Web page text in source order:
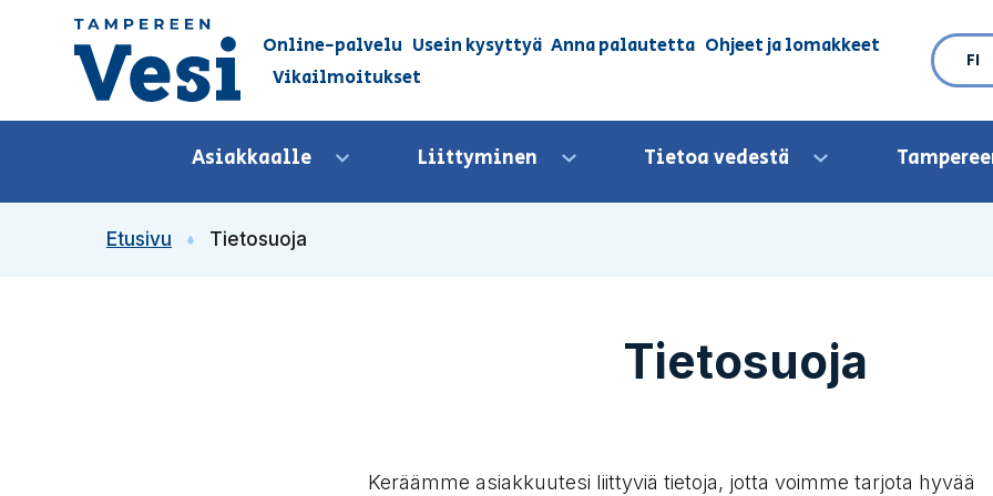
Siirry sisältöön
Siirry etusivulle
Online-palvelu Usein kysyttyä Anna palautetta Ohjeet ja lomakkeet
Vikailmoitukset
FI
Asiakkaalle Avaa valikkoLiittyminen Avaa valikkoTietoa vedestä Avaa valikko
Etusivu Tietosuoja
Tietosuoja
Keräämme asiakkuutesi liittyviä tietoja, jotta voimme tarjota hyvää